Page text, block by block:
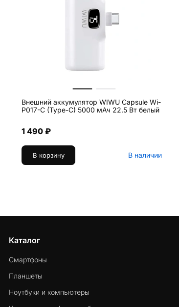
Внешний аккумулятор WIWU Capsule Wi-
P017-C (Type-C) 5000 мАч 22.5 Вт белый
1 490 ₽
В корзину В наличии
Каталог
Смартфоны
Планшеты
Ноутбуки и компьютеры